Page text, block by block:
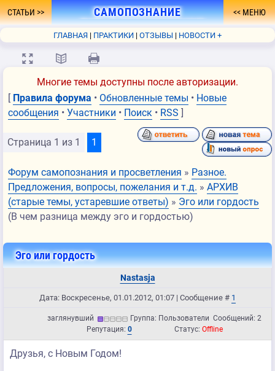
СТАТЬИ
САМОПОЗНАНИЕ
- ПУТЬ К ПРОСВЕТЛЕНИЮ
МЕНЮ
ГЛАВНАЯ ПРАКТИКИ ОТЗЫВЫ
НОВОСТИ +
💻 📖
🖨
Многие темы доступны после авторизации.
[ Правила форума • Обновленные темы • Новые
сообщения • Участники • Поиск • RSS ]
Страница 1 из 1 1
Форум самопознания и просветления » Разное.
Предложения, вопросы, пожелания и т.д. » АРХИВ
(старые темы, устаревшие ответы) » Эго или гордость
(В чем разница между эго и гордостью)
Эго или гордость
Nastasja
Дата: Воскресенье, 01.01.2012, 01:07 | Сообщение # 1
заглянувший Группа: Пользователи Сообщений: 2
Репутация: 0 Статус: Offline
Друзья, с Новым Годом!